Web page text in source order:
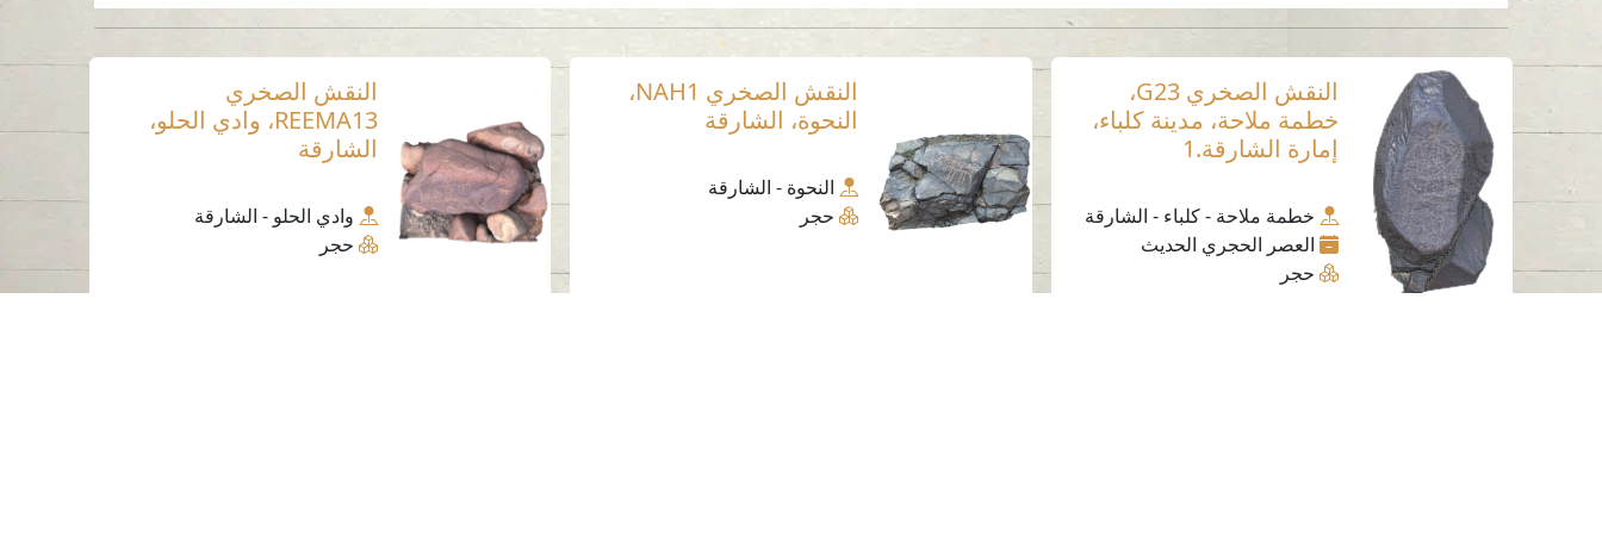
النقش الصخري G23،
خطمة ملاحة، مدينة كلباء،
إمارة الشارقة.1
خطمة ملاحة - كلباء - الشارقة
العصر الحجري الحديث
حجر
النقش الصخري NAH1،
النحوة، الشارقة
النحوة - الشارقة
حجر
النقش الصخري
REEMA13، وادي الحلو،
الشارقة
وادي الحلو - الشارقة
حجر